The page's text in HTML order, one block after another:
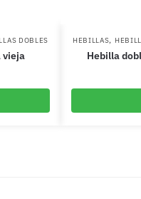
DOBLES
vieja
HEBILLAS,
Hebilla